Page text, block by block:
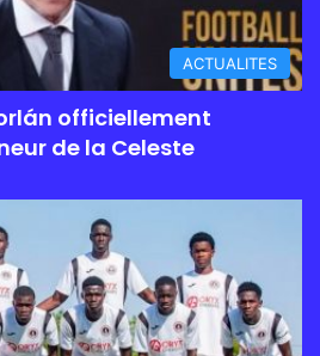
ACTUALITES
officiellement
de la Celeste